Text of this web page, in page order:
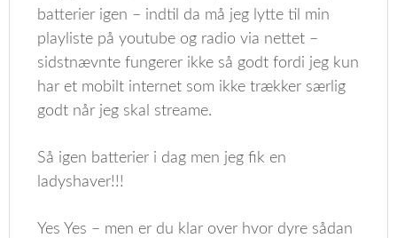
batterier igen – indtil da må jeg lytte til min
playliste på youtube og radio via nettet –
sidstnævnte fungerer ikke så godt fordi jeg kun
har et mobilt internet som ikke trækker særlig
godt når jeg skal streame.
Så igen batterier i dag men jeg fik en
ladyshaver!!!
Yes Yes – men er du klar over hvor dyre sådan